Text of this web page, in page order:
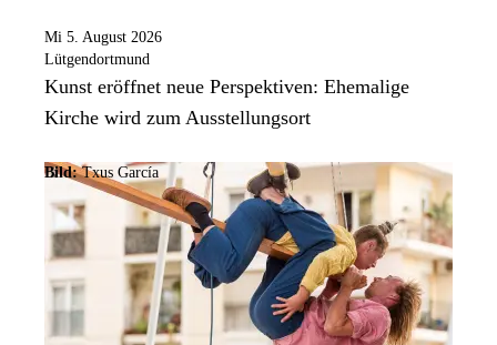
Mi 5. August 2026
Lütgendortmund
Kunst eröffnet neue Perspektiven: Ehemalige
Kirche wird zum Ausstellungsort
Bild: Txus García